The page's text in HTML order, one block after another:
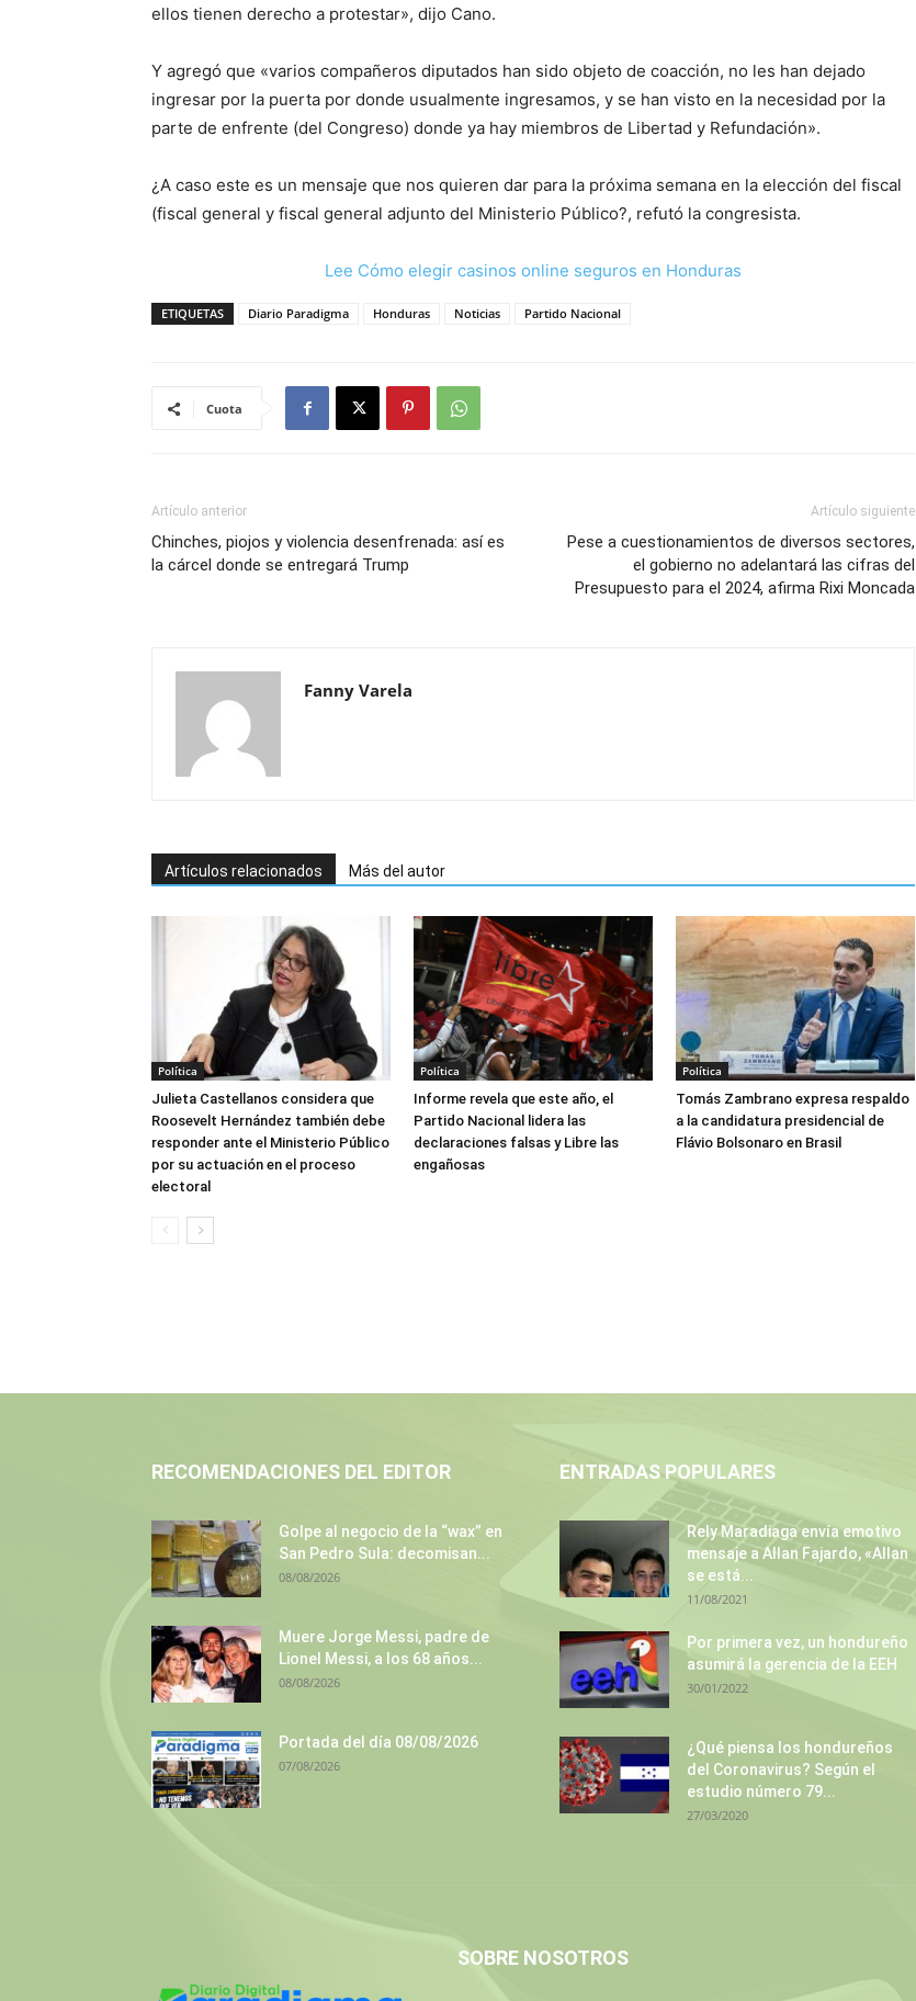
ellos tienen derecho a protestar», dijo Cano.
Y agregó que «varios compañeros diputados han sido objeto de coacción, no les han dejado
ingresar por la puerta por donde usualmente ingresamos, y se han visto en la necesidad por la
parte de enfrente (del Congreso) donde ya hay miembros de Libertad y Refundación».
¿A caso este es un mensaje que nos quieren dar para la próxima semana en la elección del fiscal
(fiscal general y fiscal general adjunto del Ministerio Público?, refutó la congresista.
Lee Cómo elegir casinos online seguros en Honduras
ETIQUETAS Diario Paradigma Honduras Noticias Partido Nacional
Cuota
Artículo anterior
Chinches, piojos y violencia desenfrenada: así es
la cárcel donde se entregará Trump
Artículo siguiente
Pese a cuestionamientos de diversos sectores,
el gobierno no adelantará las cifras del
Presupuesto para el 2024, afirma Rixi Moncada
Fanny Varela
Artículos relacionados Más del autor
Política
Julieta Castellanos considera que
Roosevelt Hernández también debe
responder ante el Ministerio Público
por su actuación en el proceso
electoral
Política
Informe revela que este año, el
Partido Nacional lidera las
declaraciones falsas y Libre las
engañosas
Política
Tomás Zambrano expresa respaldo
a la candidatura presidencial de
Flávio Bolsonaro en Brasil
RECOMENDACIONES DEL EDITOR
Golpe al negocio de la “wax” en
San Pedro Sula: decomisan...
08/08/2026
Muere Jorge Messi, padre de
Lionel Messi, a los 68 años...
08/08/2026
Portada del día 08/08/2026
07/08/2026
ENTRADAS POPULARES
Rely Maradiaga envía emotivo
mensaje a Allan Fajardo, «Allan
se está...
11/08/2021
Por primera vez, un hondureño
asumirá la gerencia de la EEH
30/01/2022
¿Qué piensa los hondureños
del Coronavirus? Según el
estudio número 79...
27/03/2020
SOBRE NOSOTROS